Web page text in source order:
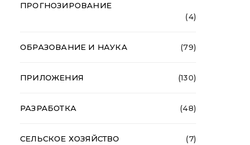
ПРОГНОЗИРОВАНИЕ
(4)
ОБРАЗОВАНИЕ И НАУКА (79)
ПРИЛОЖЕНИЯ (130)
РАЗРАБОТКА (48)
СЕЛЬСКОЕ ХОЗЯЙСТВО (7)